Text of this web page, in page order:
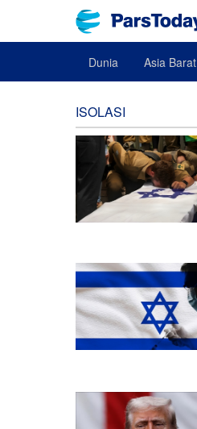
Dunia Asia Barat
ISOLASI